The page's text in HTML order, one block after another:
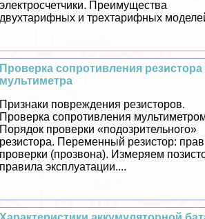
электросчетчики. Преимущества
двухтарифных и трехтарифных
Проверка сопротивления
мультиметра
Признаки повреждения резисторов.
Проверка сопротивления
Порядок проверки «подозрительного»
резистора. Переменный резистор:
проверки (прозвона). Измеряем
правила эксплуатации....